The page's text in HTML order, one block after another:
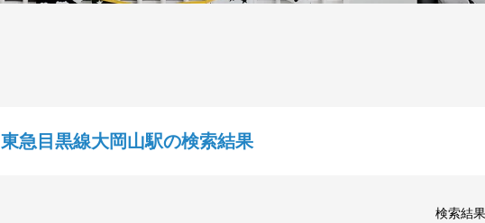
東急目黒線大岡山駅の検索結果
検索結果